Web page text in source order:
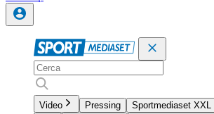
Video Pressing Sportmediaset XXL